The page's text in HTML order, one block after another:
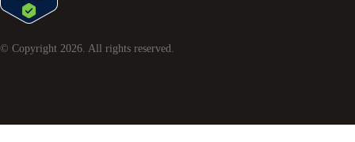
© Copyright 2026 . All rights reserved.